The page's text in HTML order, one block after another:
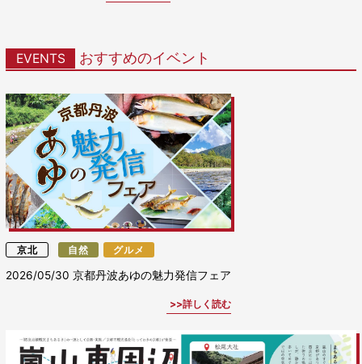
EVENTS おすすめのイベント
京北 自然 グルメ
2026/05/30京都丹波あゆの魅力発信フェア
詳しく読む